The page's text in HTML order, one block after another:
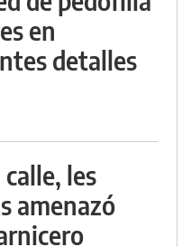
en
detalles
les
amenazó